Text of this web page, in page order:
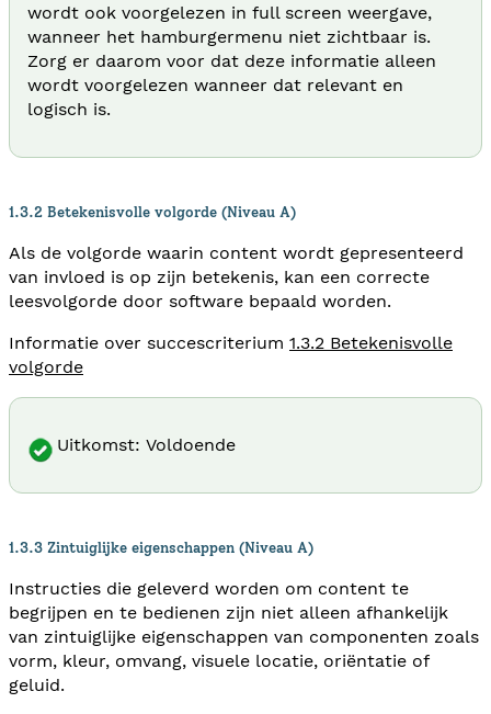
wordt ook voorgelezen in full screen weergave,
wanneer het hamburgermenu niet zichtbaar is.
Zorg er daarom voor dat deze informatie alleen
wordt voorgelezen wanneer dat relevant en
logisch is.
1.3.2 Betekenisvolle volgorde (Niveau A)
Als de volgorde waarin content wordt gepresenteerd
van invloed is op zijn betekenis, kan een correcte
leesvolgorde door software bepaald worden.
Informatie over succescriterium 1.3.2 Betekenisvolle
volgorde
Uitkomst: Voldoende
1.3.3 Zintuiglijke eigenschappen (Niveau A)
Instructies die geleverd worden om content te
begrijpen en te bedienen zijn niet alleen afhankelijk
van zintuiglijke eigenschappen van componenten zoals
vorm, kleur, omvang, visuele locatie, oriëntatie of
geluid.